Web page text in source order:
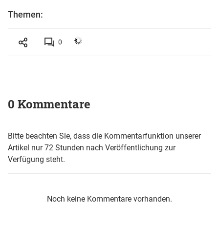
Themen:
0
0 Kommentare
Bitte beachten Sie, dass die Kommentarfunktion unserer
Artikel nur 72 Stunden nach Veröffentlichung zur
Verfügung steht.
Noch keine Kommentare vorhanden.